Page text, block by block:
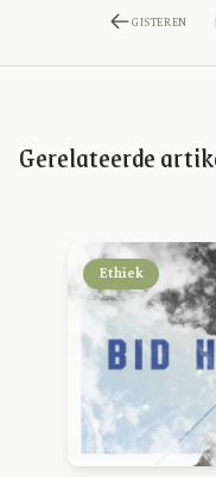
GISTEREN
Gerelateerde
Ethiek